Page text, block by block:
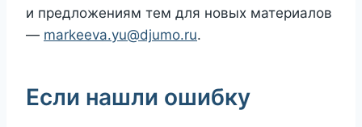
и предложениям тем для новых материалов
— markeeva.yu@djumo.ru.
Если нашли ошибку